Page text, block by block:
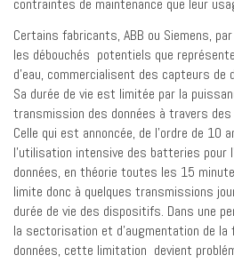
contraintes de maintenance que leur
Certains fabricants, ABB ou Siemens,
les débouchés potentiels que
d’eau, commercialisent des capteurs
Sa durée de vie est limitée par la
transmission des données à travers
Celle qui est annoncée, de l’ordre de 10
l’utilisation intensive des batteries pour
données, en théorie toutes les 15
limite donc à quelques transmissions
durée de vie des dispositifs. Dans une
la sectorisation et d’augmentation de la
données, cette limitation devient